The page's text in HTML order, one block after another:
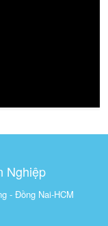
Nghiệp
- Đồng Nai-HCM